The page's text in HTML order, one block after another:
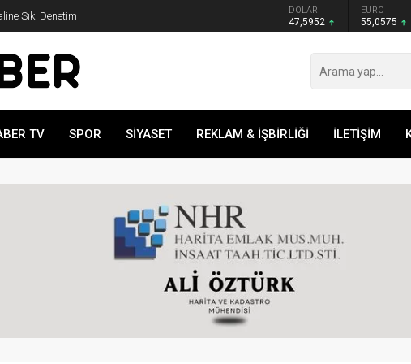
Sıkı Denetim DOLAR
47,5952
EURO
55,0575
TV SPOR SİYASET REKLAM & İŞBİRLİĞİ İLETİŞİM